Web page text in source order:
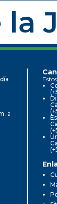
la
a
Estos